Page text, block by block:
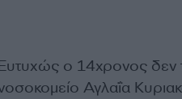
ο 14χρονος δεν
Αγλαΐα